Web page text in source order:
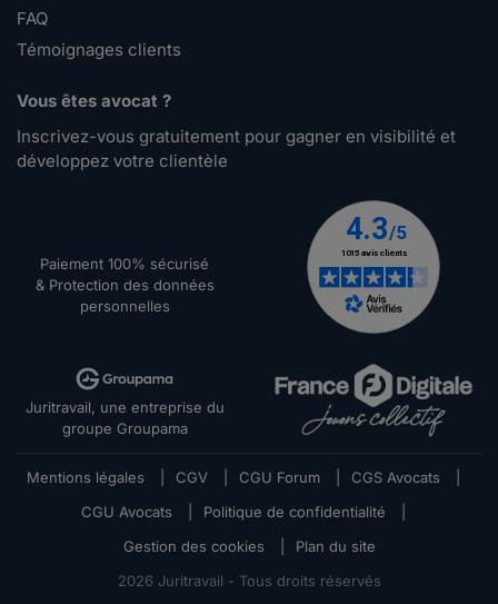
FAQ
Témoignages clients
Vous êtes avocat ?
Inscrivez-vous gratuitement pour gagner en visibilité et
développez votre clientèle
Paiement 100% sécurisé
& Protection des données
personnelles
Juritravail, une entreprise du
groupe Groupama
Mentions légales CGV CGU Forum CGS Avocats
CGU Avocats
Politique de confidentialité
Gestion des cookies
Plan du site
2026 Juritravail - Tous droits réservés